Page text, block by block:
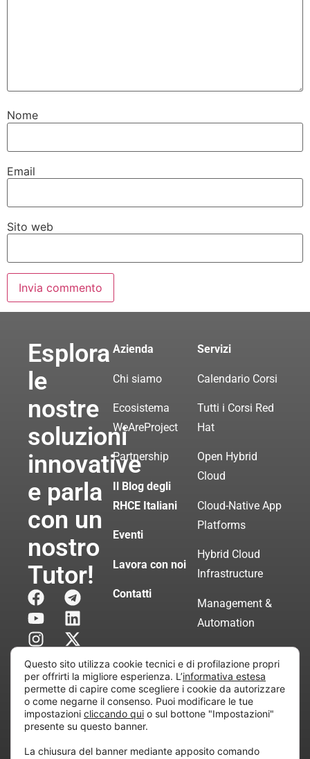
Nome
Email
Sito web
Esplora
le
nostre
soluzioni
innovative
e parla
con un
nostro
Tutor!
Azienda
Chi siamo
Ecosistema
WeAreProject
Partnership
Il Blog degli
RHCE Italiani
Eventi
Lavora con noi
Contatti
Servizi
Calendario Corsi
Tutti i Corsi Red
Hat
Open Hybrid
Cloud
Cloud-Native App
Platforms
Hybrid Cloud
Infrastructure
Management &
Automation
Servizi di
Consulenza
Certificata
all’attività di direzione e coordinamento di “Project
Questo sito utilizza cookie tecnici e di profilazione propri
per offrirti la migliore esperienza. L’informativa estesa
permette di capire come scegliere i cookie da autorizzare
o come negarne il consenso. Puoi modificare le tue
impostazioni cliccando qui o sul bottone "Impostazioni"
presente su questo banner.
La chiusura del banner mediante apposito comando